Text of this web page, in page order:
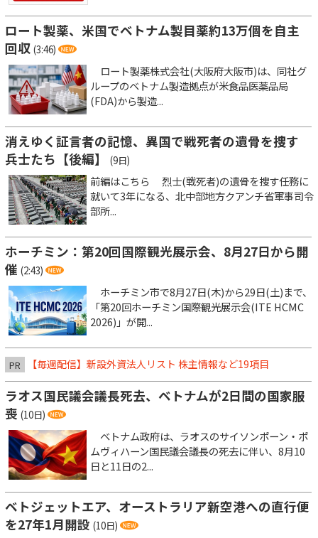
ロート製薬、米国でベトナム製目薬約13万個を自主
回収 (3:46)
ロート製薬株式会社(大阪府大阪市)は、同社グ
ループのベトナム製造拠点が米食品医薬品局
(FDA)から製造...
消えゆく証言者の記憶、異国で戦死者の遺骨を捜す
兵士たち【後編】
(9日)
前編はこちら 烈士(戦死者)の遺骨を捜す任務に
就いて3年になる、北中部地方クアンチ省軍事司令
部所...
ホーチミン：第20回国際観光展示会、8月27日から開
催 (2:43)
ホーチミン市で8月27日(木)から29日(土)まで、
「第20回ホーチミン国際観光展示会(ITE HCMC
2026)」が開...
PR 【毎週配信】新設外資法人リスト 株主情報など19項目
ラオス国民議会議長死去、ベトナムが2日間の国家服
喪 (10日)
ベトナム政府は、ラオスのサイソンポーン・ポ
ムヴィハーン国民議会議長の死去に伴い、8月10
日と11日の2...
ベトジェットエア、オーストラリア新空港への直行便
を27年1月開設 (10日)